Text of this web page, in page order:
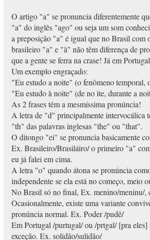
O artigo "a" se pronuncia diferentemente
"a" do inglês "ago" ou seja um som
a preposição "a" é igual que no Brasil com
brasileiro "a" e "à" não têm diferença de
que a gente se ferra na crase! Já em
Um exemplo engraçado:
"Eu estudo a noite" (o fenômeno temporal,
"Eu estudo à noite" (de no ite, durante a
As 2 frases têm a mesmíssima pronúncia!
A letra de "d" principalmente intervocálica
"th" das palavras inglesas "the" ou "that".
O ditongo "ei" se pronuncia basicamente
Ex. Brasileiro/Brasiláiro/ o primeiro "a"
eu já falei em cima.
A letra "o" quando átona se pronúncia
independente se ela está no começo, meio
No Brasil só no final, Ex. menino/meninu/,
Ocasionalmente, existe uma variante
pronúncia normal. Ex. Poder /pudê/
Em Portugal /purtugal/ ou /prtgal/ [pra eles]
exceção. Ex. solidão/sulidão/